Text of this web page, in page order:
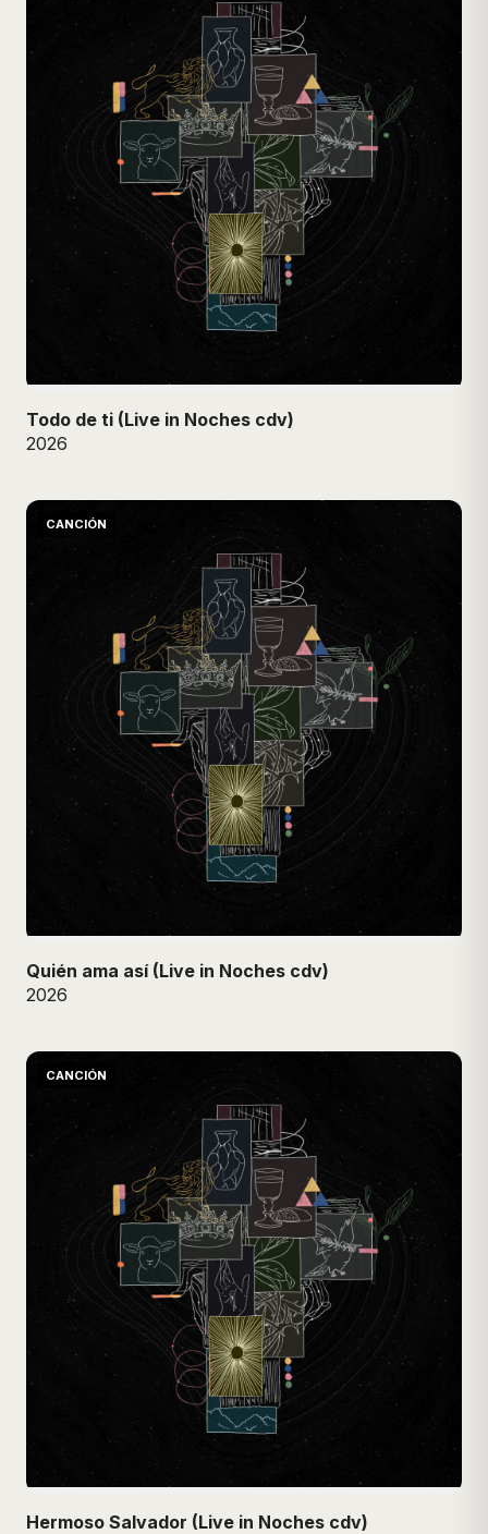
Todo de ti (Live in Noches cdv)
2026
CANCIÓN
Quién ama así (Live in Noches cdv)
2026
CANCIÓN
Hermoso Salvador (Live in Noches cdv)